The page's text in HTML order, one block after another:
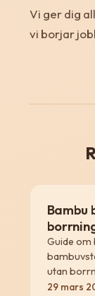
Vi ger dig
vi borjar
Bambu
Guide om
utan
losningar.
29 mars